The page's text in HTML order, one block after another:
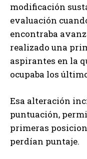
modificación
evaluación
encontraba
realizado una
aspirantes en la
ocupaba los
Esa alteración
puntuación,
primeras
perdían puntaje.